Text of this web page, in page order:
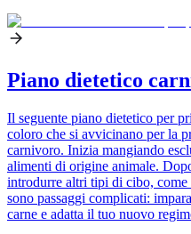
Piano dietetico
Il seguente piano dietetico per
coloro che si avvicinano per la
carnivoro. Inizia mangiando
alimenti di origine animale.
introdurre altri tipi di cibo, come
sono passaggi complicati:
carne e adatta il tuo nuovo